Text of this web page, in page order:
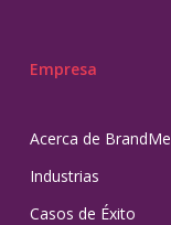
Empresa
Acerca de BrandMe
Industrias
Casos de Éxito